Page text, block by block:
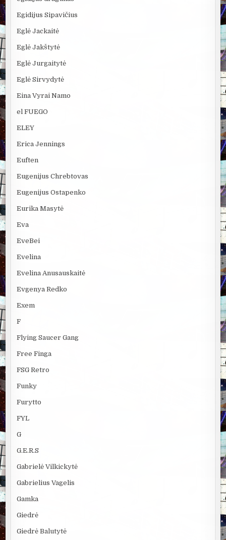
Egidijus Sipavičius
Eglė Jackaitė
Eglė Jakštytė
Eglė Jurgaitytė
Eglė Sirvydytė
Eina Vyrai Namo
el FUEGO
ELEY
Erica Jennings
Euften
Eugenijus Chrebtovas
Eugenijus Ostapenko
Eurika Masytė
Eva
EveBei
Evelina
Evelina Anusauskaitė
Evgenya Redko
Exem
F
Flying Saucer Gang
Free Finga
FSG Retro
Funky
Furytto
FYL
G
G.E.R.S
Gabrielė Vilkickytė
Gabrielius Vagelis
Gamka
Giedrė
Giedrė Balutytė